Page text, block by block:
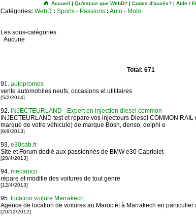
Accueil | Qu'est-ce que WebD? | Codes d'accès? | Aide /
Catégories: WebD : Sports - Passions : Auto - Moto
Les sous-catégories
Aucune
Total: 671
91. autopromos
vente automobiles neufs, occasions et utilitaires
[5/2/2014]
92. INJECTEURLAND - Expert en injection diesel common
INJECTEURLAND test et répare vos injecteurs Diesel COMMON
marque de votre véhicule) de marque Bosh, denso, delphi e
[9/9/2013]
93. e30cab.fr
Site et Forum dedié aux passionnés de BMW e30 Cabriolet
[28/4/2013]
94. mecanico
répare et modifie des voitures de tout genre
[12/4/2013]
95. location voiture Marrakech
Agence de location de voitures au Maroc et à Marrakech en particulier
[20/12/2012]